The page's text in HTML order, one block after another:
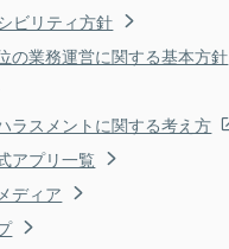
ビリティ方針
の業務運営に関する基本方針
ラスメントに関する考え方
アプリ一覧
ディア